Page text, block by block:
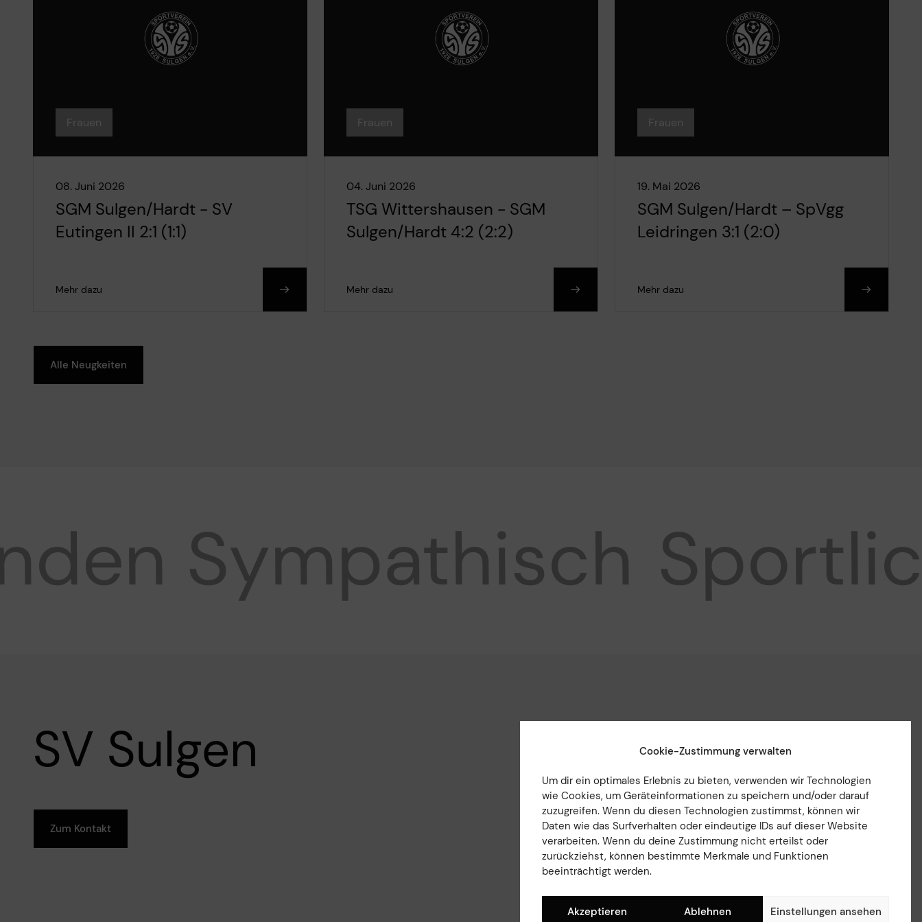
Cookie-Zustimmung verwalten
Um dir ein optimales Erlebnis zu bieten, verwenden wir Technologien
wie Cookies, um Geräteinformationen zu speichern und/oder darauf
zuzugreifen. Wenn du diesen Technologien zustimmst, können wir
Daten wie das Surfverhalten oder eindeutige IDs auf dieser Website
verarbeiten. Wenn du deine Zustimmung nicht erteilst oder
zurückziehst, können bestimmte Merkmale und Funktionen
beeinträchtigt werden.
Akzeptieren Ablehnen Einstellungen ansehen
Frauen
08. Juni 2026
SGM Sulgen/Hardt - SV
Eutingen II 2:1 (1:1)
Mehr dazu
Frauen
04. Juni 2026
TSG Wittershausen - SGM
Sulgen/Hardt 4:2 (2:2)
Mehr dazu
Frauen
19. Mai 2026
SGM Sulgen/Hardt – SpVgg
Leidringen 3:1 (2:0)
Mehr dazu
Alle Neugkeiten
Sympathisch
SV Sulgen
Zum Kontakt
Verein
Teams
fussball.de
Instagram